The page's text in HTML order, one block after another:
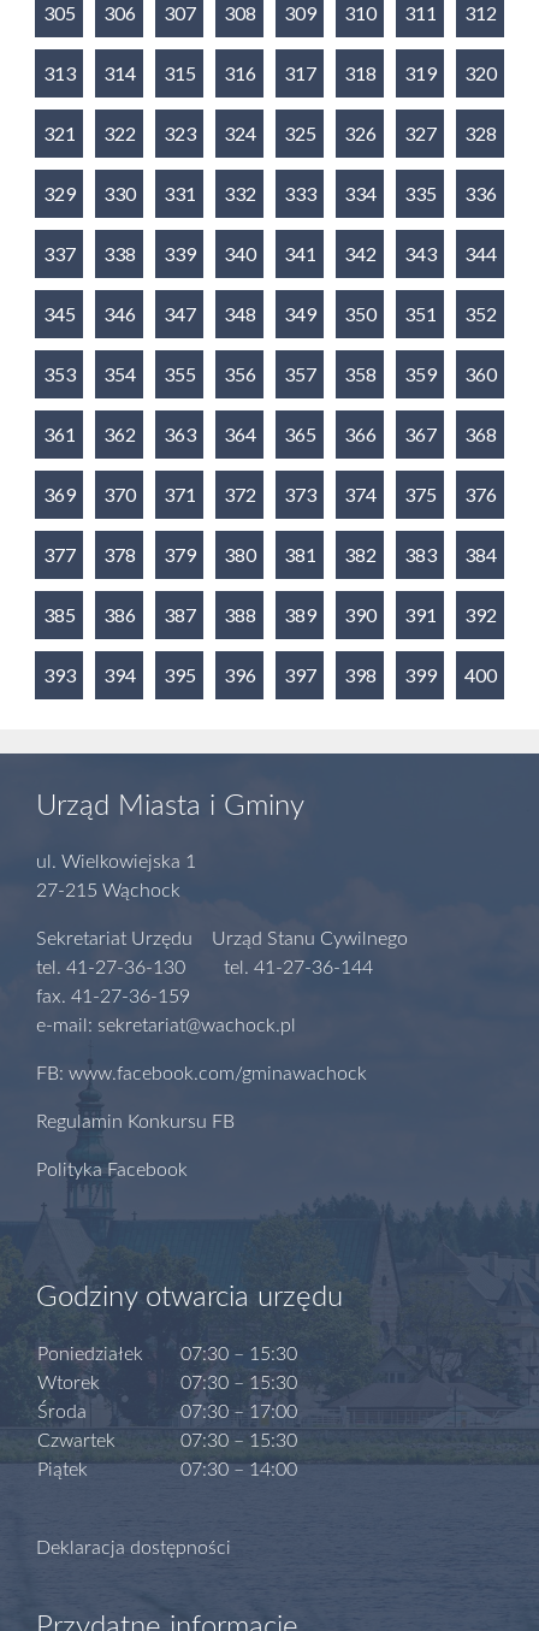
305 306 307 308 309 310 311 312
313 314 315 316 317 318 319 320
321 322 323 324 325 326 327 328
329 330 331 332 333 334 335 336
337 338 339 340 341 342 343 344
345 346 347 348 349 350 351 352
353 354 355 356 357 358 359 360
361 362 363 364 365 366 367 368
369 370 371 372 373 374 375 376
377 378 379 380 381 382 383 384
385 386 387 388 389 390 391 392
393 394 395 396 397 398 399 400
Urząd Miasta i Gminy
ul. Wielkowiejska 1
27-215 Wąchock
Sekretariat Urzędu Urząd Stanu Cywilnego
tel. 41-27-36-130 tel. 41-27-36-144
fax. 41-27-36-159
e-mail: sekretariat@wachock.pl
FB: www.facebook.com/gminawachock
Regulamin Konkursu FB
Polityka Facebook
Godziny otwarcia urzędu
Poniedziałek
Wtorek
Środa
Czwartek
Piątek
07:30 – 15:30
07:30 – 15:30
07:30 – 17:00
07:30 – 15:30
07:30 – 14:00
Deklaracja dostępności